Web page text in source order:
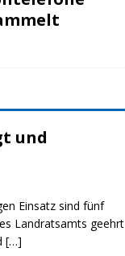
und
Einsatz sind fünf
Landratsamts geehrt
[…]